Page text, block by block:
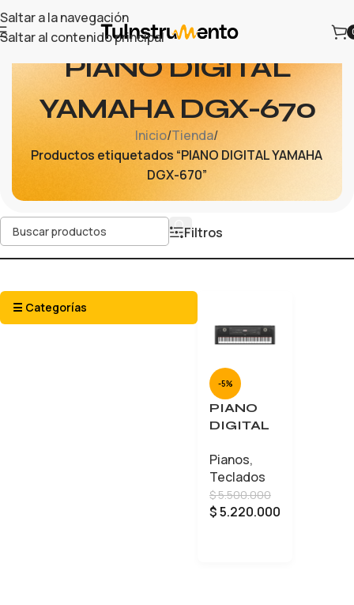
Saltar a la navegación
Saltar al contenido principal
PIANO DIGITAL
YAMAHA DGX-670
Inicio/Tienda/
Productos etiquetados “PIANO DIGITAL YAMAHA
DGX-670”
Filtros
☰ Categorías
-5%
PIANO
DIGITAL
DGX-670
Pianos,
Teclados
$5.500.000
$5.220.000